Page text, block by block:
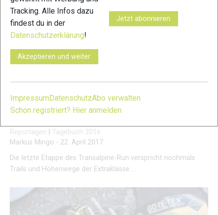
Transalpine Run 2016: Lauftagebuch Etappe 7
Reportagen
Tagebuch 2016
Markus Mingo - 22. April 2017
Die letzte Etappe des Transalpine-Run verspricht nochmals
Trails und Höhenwege der Extraklasse….
Tracking. Alle Infos dazu
findest du in der
Datenschutzerklärung!
Akzeptieren und weiter
Jetzt abonnieren
ImpressumDatenschutzAbo verwalten
Schon registriert? Hier anmelden